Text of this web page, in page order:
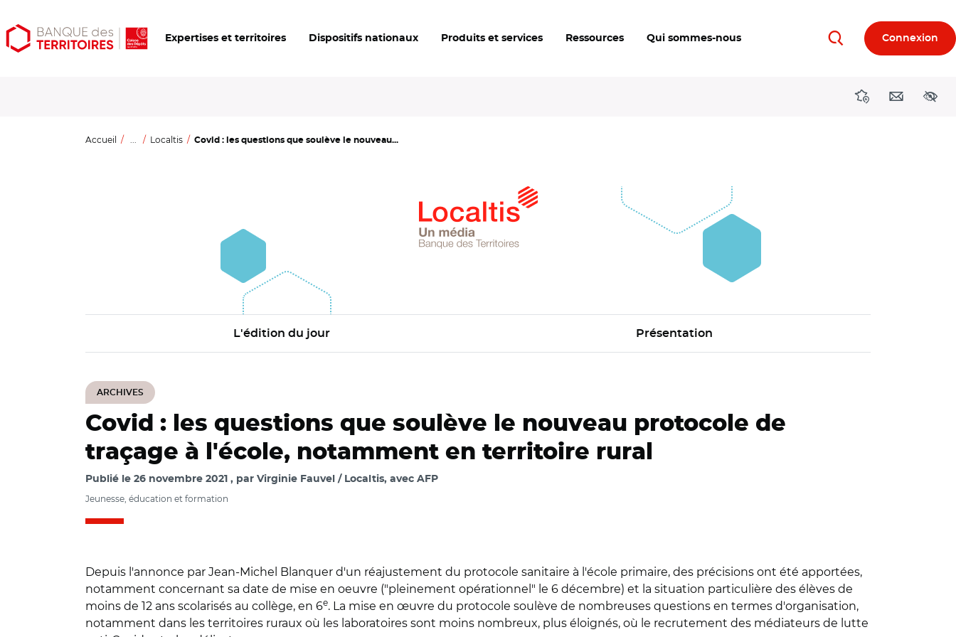
Aller
au
Aller
au
Ouvrir
les
Expertises et territoires Dispositifs nationaux Produits et services Ressources Qui sommes-nous RechercherConnexion
DirectionsContact
Accueil ... Localtis Covid : les questions que soulève le nouveau...
L'édition du jour Présentation
ARCHIVES
Covid : les questions que soulève le nouveau protocole de
traçage à l'école, notamment en territoire rural
Publié le 26 novembre 2021 par Virginie Fauvel / Localtis, avec AFP
Jeunesse, éducation et formation
Depuis l'annonce par Jean-Michel Blanquer d'un réajustement du protocole sanitaire à l'école primaire, des précisions ont été apportées,
notamment concernant sa date de mise en oeuvre ("pleinement opérationnel" le 6 décembre) et la situation particulière des élèves de
moins de 12 ans scolarisés au collège, en 6e. La mise en œuvre du protocole soulève de nombreuses questions en termes d'organisation,
notamment dans les territoires ruraux où les laboratoires sont moins nombreux, plus éloignés, où le recrutement des médiateurs de lutte